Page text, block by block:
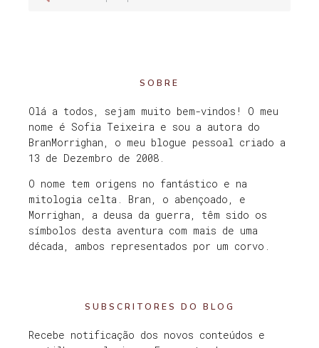
SOBRE
Olá a todos, sejam muito bem-vindos! O meu
nome é Sofia Teixeira e sou a autora do
BranMorrighan, o meu blogue pessoal criado a
13 de Dezembro de 2008.
O nome tem origens no fantástico e na
mitologia celta. Bran, o abençoado, e
Morrighan, a deusa da guerra, têm sido os
símbolos desta aventura com mais de uma
década, ambos representados por um corvo.
SUBSCRITORES DO BLOG
Recebe notificação dos novos conteúdos e